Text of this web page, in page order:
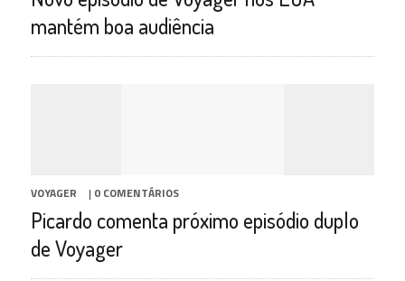
mantém boa audiência
VOYAGER | 0 COMENTÁRIOS
Picardo comenta próximo episódio duplo
de Voyager